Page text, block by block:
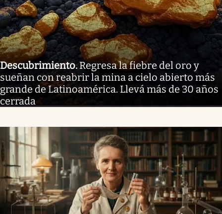
Descubrimiento.Regresa la fiebre del oro y
sueñan con reabrir la mina a cielo abierto más
grande de Latinoamérica. Llevá más de 30 años
cerrada